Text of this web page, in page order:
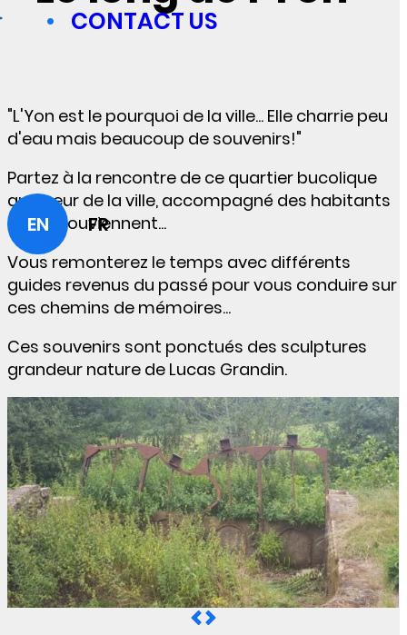
CONTACT US
EN FR
"L'Yon est le pourquoi de la ville... Elle charrie peu
d'eau mais beaucoup de souvenirs!"
Partez à la rencontre de ce quartier bucolique
au coeur de la ville, accompagné des habitants
qui se souviennent...
Vous remonterez le temps avec différents
guides revenus du passé pour vous conduire sur
ces chemins de mémoires...
Ces souvenirs sont ponctués des sculptures
grandeur nature de Lucas Grandin.